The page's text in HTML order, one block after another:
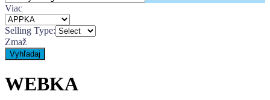
Viac
Selling Type:
Zmaž
Vyhľadaj
WEBKA